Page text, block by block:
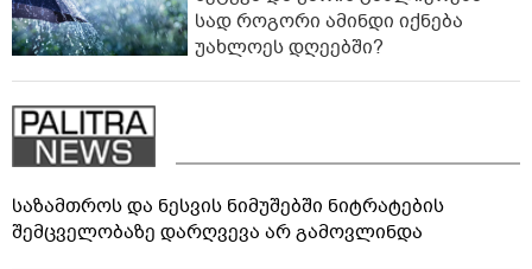
სად როგორი ამინდი იქნება
უახლოეს დღეებში?
საზამთროს და ნესვის ნიმუშებში ნიტრატების
შემცველობაზე დარღვევა არ გამოვლინდა